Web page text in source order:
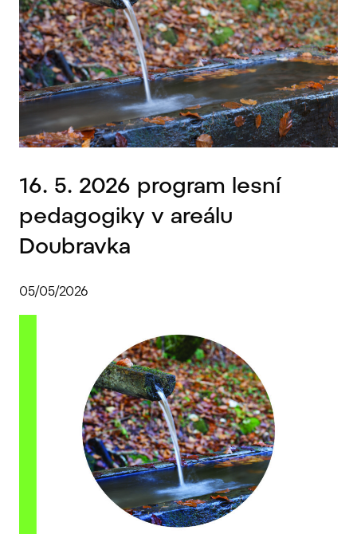
16. 5. 2026 program lesní
pedagogiky v areálu
Doubravka
05/05/2026